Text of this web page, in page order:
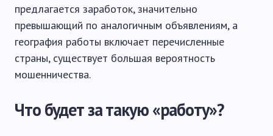
предлагается заработок, значительно
превышающий по аналогичным объявлениям, а
география работы включает перечисленные
страны, существует большая вероятность
мошенничества.
Что будет за такую «работу»?